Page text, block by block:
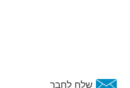
שלח לחבר